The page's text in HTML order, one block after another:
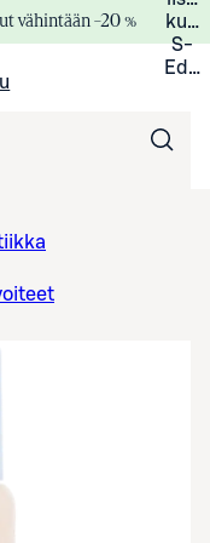
vähintään –20 %
S-